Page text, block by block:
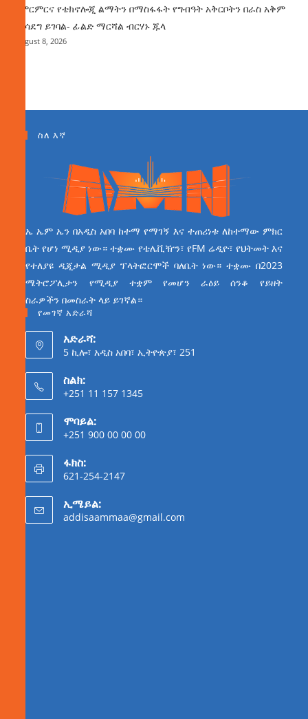
የምርምርና የቴክኖሎጂ ልማትን በማስፋፋት የግብዓት አቅርቦትን በራስ አቅም
ማሳደግ ይገባል- ፊልድ ማርሻል ብርሃኑ ጁላ
August 8, 2026
ስለ እኛ
ኤ ኤም ኤን በአዲስ አበባ ከተማ የማገኝ እና ተጠሪነቱ ለከተማው ምክር
ቤት የሆነ ሚዲያ ነው። ተቋሙ የቴሌቪዥን፣ የFM ሬዲዮ፣ የህትመት እና
የተለያዩ ዲጂታል ሚዲያ ፕላትፎርሞች ባለቤት ነው። ተቋሙ በ2023
ሜትሮፖሊታን የሚዲያ ተቋም የመሆን ራዕይ ሰንቆ የይዘት
ስራዎችን በመስራት ላይ ይገኛል።
የመገኛ አድራሻ
አድራሻ:
5 ኪሎ፣ አዲስ አበባ፣ ኢትዮጵያ፣ 251
ስልክ:
+251 11 157 1345
ሞባይል:
+251 900 00 00 00
ፋክስ:
621-254-2147
ኢሜይል:
addisaammaa@gmail.com